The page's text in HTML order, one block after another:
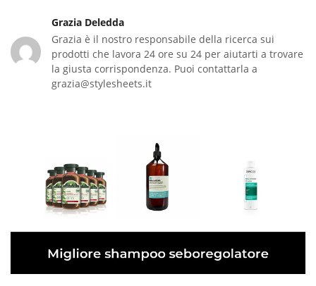
Grazia Deledda
Grazia è il nostro responsabile della ricerca sui
prodotti che lavora 24 ore su 24 per aiutarti a trovare
la giusta corrispondenza. Puoi contattarla a
grazia@stylesheets.it